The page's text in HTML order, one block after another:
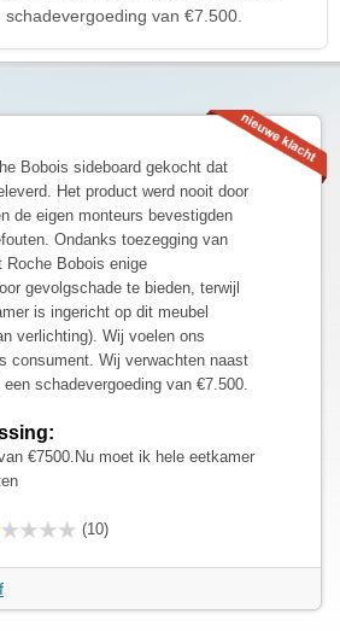
van €7.500.
Bobois sideboard gekocht dat
Het product werd nooit door
de eigen monteurs bevestigden
Ondanks toezegging van
Roche Bobois enige
gevolgschade te bieden, terwijl
is ingericht op dit meubel
verlichting). Wij voelen ons
consument. Wij verwachten naast
schadevergoeding van €7.500.
€7500.Nu moet ik hele eetkamer
(10)